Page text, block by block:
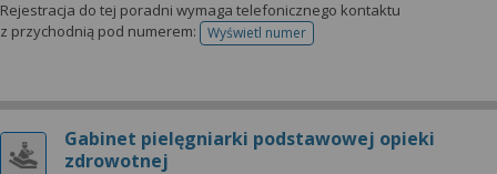
Rejestracja do tej poradni wymaga telefonicznego kontaktu
z przychodnią pod numerem:
Wyświetl numertelefonu do rejestracji
Gabinet pielęgniarki podstawowej opieki
zdrowotnej